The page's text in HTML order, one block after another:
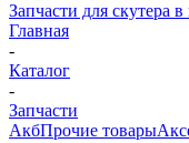
Запчасти для скутера
Главная
-
Каталог
-
Запчасти
АкбПрочие товары